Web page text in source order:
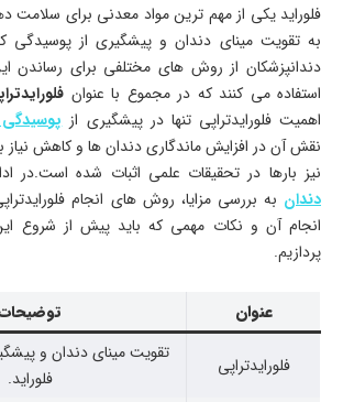
فلوراید یکی از مهم ترین مواد معدنی برای
به تقویت مینای دندان و پیشگیری از پوسیدگی
دندانپزشکان از روش های مختلفی برای رساندن
استفاده می کنند که در مجموع با عنوان
اهمیت فلورایدتراپی تنها در پیشگیری از
نقش آن در افزایش ماندگاری دندان ها و کاهش نیاز
نیز بارها در تحقیقات علمی اثبات شده است.در
دندان به بررسی مزایا، روش های انجام
انجام آن و نکات مهمی که باید پیش از شروع
پردازیم.
عنوان
فلورایدتراپی
تقویت مینای دندان و
فلوراید.